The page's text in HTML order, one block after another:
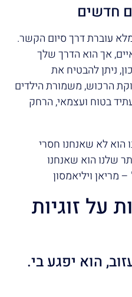
חדשים
עוברת דרך סיום הקשר.
אך הוא הדרך שלך
ניתן להבטיח את
הרכוש, משמורת הילדים
בטוח ועצמאי, הרחק
הוא לא שאנחנו חסרי
שלנו הוא שאנחנו
מריאן ויליאמסון
על זוגיות
הוא יפגע בי.